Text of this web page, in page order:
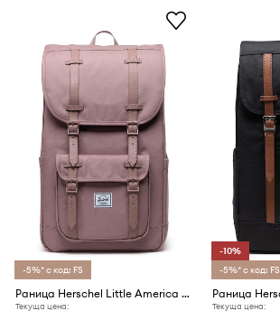
-5%* с код: FS
Раница Herschel Little America America™
Текуща цена:
-10%
-5%* с код: FS
Текуща цена: